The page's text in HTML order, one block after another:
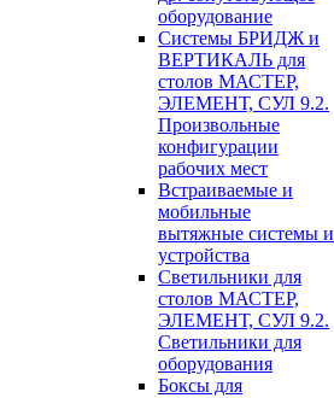
оборудование
Системы БРИДЖ и
ВЕРТИКАЛЬ для
столов МАСТЕР,
ЭЛЕМЕНТ, СУЛ 9.2.
Произвольные
конфигурации
рабочих мест
Встраиваемые и
мобильные
вытяжные системы и
устройства
Светильники для
столов МАСТЕР,
ЭЛЕМЕНТ, СУЛ 9.2.
Светильники для
оборудования
Боксы для